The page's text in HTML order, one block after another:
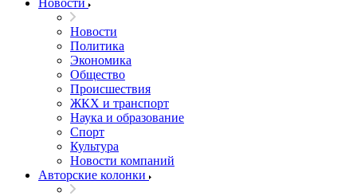
Новости
Новости
Политика
Экономика
Общество
Происшествия
ЖКХ и транспорт
Наука и образование
Спорт
Культура
Новости компаний
Авторские колонки